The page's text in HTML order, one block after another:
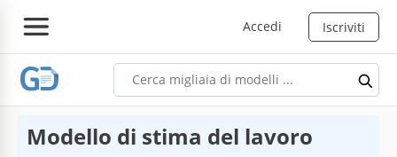
Accedi Iscriviti
Modello di stima del lavoro